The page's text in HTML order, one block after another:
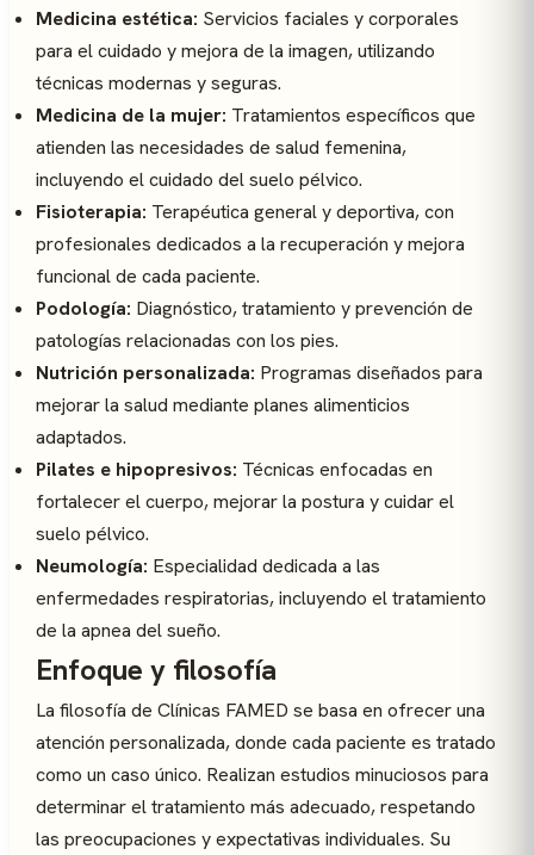
Medicina estética: Servicios faciales y corporales
para el cuidado y mejora de la imagen, utilizando
técnicas modernas y seguras.
Medicina de la mujer: Tratamientos específicos que
atienden las necesidades de salud femenina,
incluyendo el cuidado del suelo pélvico.
Fisioterapia: Terapéutica general y deportiva, con
profesionales dedicados a la recuperación y mejora
funcional de cada paciente.
Podología: Diagnóstico, tratamiento y prevención de
patologías relacionadas con los pies.
Nutrición personalizada: Programas diseñados para
mejorar la salud mediante planes alimenticios
adaptados.
Pilates e hipopresivos: Técnicas enfocadas en
fortalecer el cuerpo, mejorar la postura y cuidar el
suelo pélvico.
Neumología: Especialidad dedicada a las
enfermedades respiratorias, incluyendo el tratamiento
de la apnea del sueño.
Enfoque y filosofía
La filosofía de Clínicas FAMED se basa en ofrecer una
atención personalizada, donde cada paciente es tratado
como un caso único. Realizan estudios minuciosos para
determinar el tratamiento más adecuado, respetando
las preocupaciones y expectativas individuales. Su